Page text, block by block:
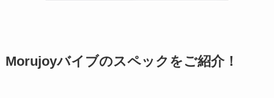
Morujoyバイブのスペックをご紹介！